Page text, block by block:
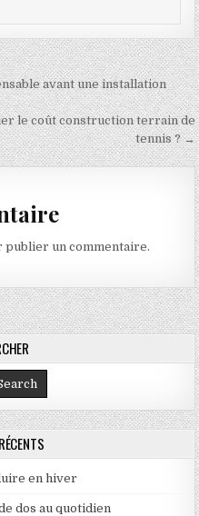
avant une installation
le coût construction terrain de
tennis ? →
publier un commentaire.
en hiver
dos au quotidien